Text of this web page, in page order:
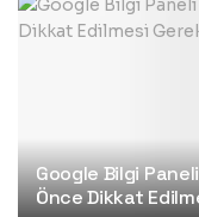
Google Bilgi
Önce Dikkat